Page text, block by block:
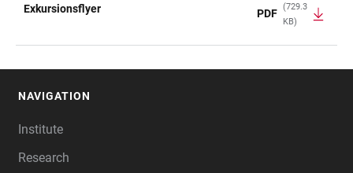
Exkursionsflyer PDF
(729.3
KB)
NAVIGATION
Institute
Research